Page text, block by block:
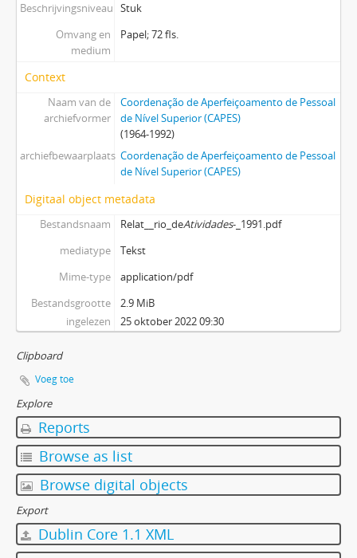
Beschrijvingsniveau Stuk
Omvang en
medium
Papel; 72 fls.
Context
Naam van de
archiefvormer
Coordenação de Aperfeiçoamento de Pessoal
de Nível Superior (CAPES)
(1964-1992)
archiefbewaarplaats Coordenação de Aperfeiçoamento de Pessoal
de Nível Superior (CAPES)
Digitaal object metadata
Bestandsnaam Relat__rio_deAtividades-_1991.pdf
mediatype
Tekst
Mime-type
application/pdf
Bestandsgrootte
2.9 MiB
ingelezen
25 oktober 2022 09:30
Clipboard
Voeg toe
Explore
Reports
Browse as list
Browse digital objects
Export
Dublin Core 1.1 XML